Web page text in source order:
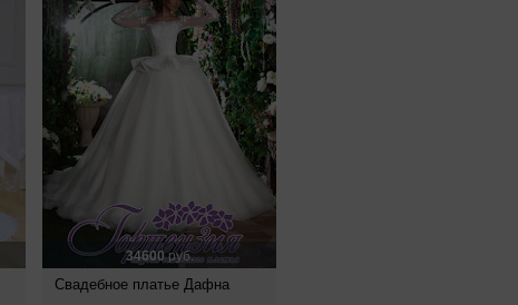
34600руб.
Свадебное платье Дафна